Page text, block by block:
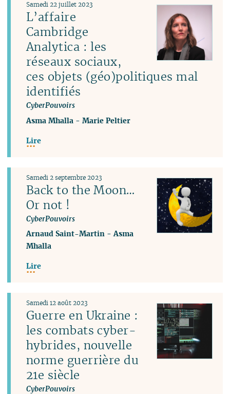
L’affaire
Cambridge
Analytica : les
réseaux sociaux,
ces objets (géo)politiques mal
identifiés
CyberPouvoirs
Samedi 22 juillet 2023
Asma Mhalla -Marie Peltier
Lire
Back to the Moon…
Or not !
CyberPouvoirs
Samedi 2 septembre 2023
Arnaud Saint-Martin -Asma
Mhalla
Lire
Guerre en Ukraine :
les combats cyber-
hybrides, nouvelle
norme guerrière du
21e siècle
CyberPouvoirs
Samedi 12 août 2023